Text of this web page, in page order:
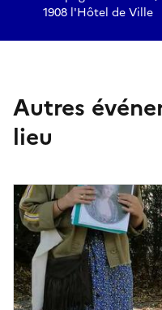
1908 l'Hôtel de Ville
Autres
lieu